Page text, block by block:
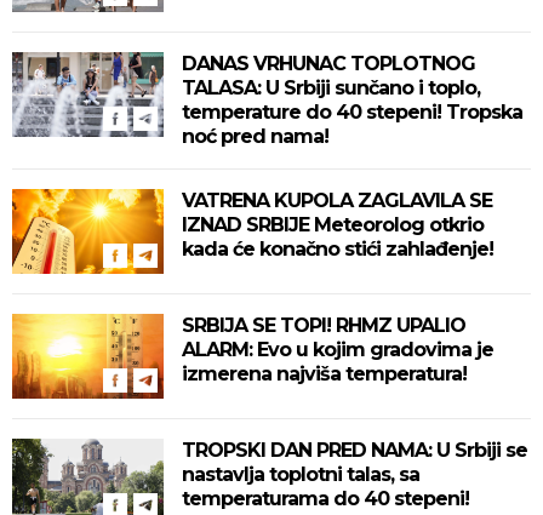
DANAS VRHUNAC TOPLOTNOG
TALASA: U Srbiji sunčano i toplo,
temperature do 40 stepeni! Tropska
noć pred nama!
VATRENA KUPOLA ZAGLAVILA SE
IZNAD SRBIJE Meteorolog otkrio
kada će konačno stići zahlađenje!
SRBIJA SE TOPI! RHMZ UPALIO
ALARM: Evo u kojim gradovima je
izmerena najviša temperatura!
TROPSKI DAN PRED NAMA: U Srbiji se
nastavlja toplotni talas, sa
temperaturama do 40 stepeni!